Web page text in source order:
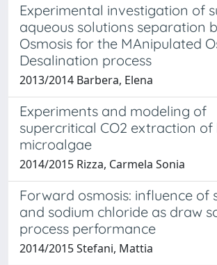
Experimental investigation of
aqueous solutions separation
Osmosis for the MAnipulated
Desalination process
2013/2014 Barbera, Elena
Experiments and modeling of
supercritical CO2 extraction
microalgae
2014/2015 Rizza, Carmela Sonia
Forward osmosis: influence of
and sodium chloride as draw
process performance
2014/2015 Stefani, Mattia